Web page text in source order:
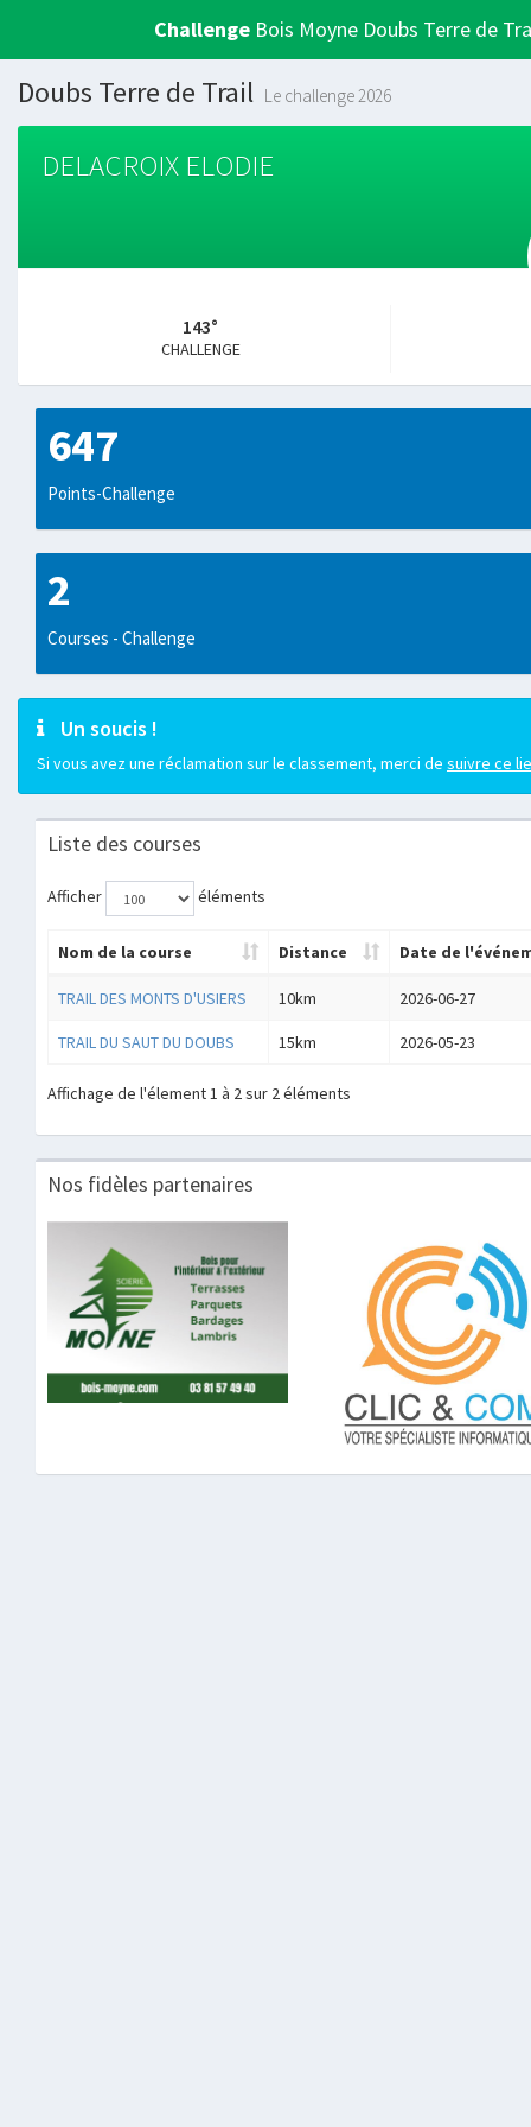
Challenge Bois Moyne Doubs Terre de
Doubs Terre de Trail Le challenge 2026
DELACROIX ELODIE
143°
CHALLENGE
647
Points-Challenge
2
Courses - Challenge
Un soucis !
Si vous avez une réclamation sur le classement, merci de suivre ce
Liste des courses
Afficher éléments
Nom de la course Distance Date de
TRAIL DES MONTS D'USIERS 10km 2026-06-27
TRAIL DU SAUT DU DOUBS 15km 2026-05-23
Affichage de l'élement 1 à 2 sur 2 éléments
Nos fidèles partenaires